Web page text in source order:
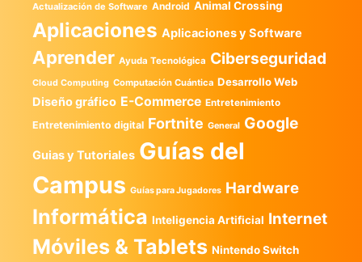
Actualización de Software Android Animal Crossing
Aplicaciones Aplicaciones y Software
Aprender Ayuda Tecnológica Ciberseguridad
Cloud Computing Computación Cuántica Desarrollo Web
Diseño gráfico E-Commerce Entretenimiento
Entretenimiento digital Fortnite General Google
Guias y Tutoriales Guías del
Campus Guías para Jugadores Hardware
Informática Inteligencia Artificial Internet
Móviles & Tablets Nintendo Switch